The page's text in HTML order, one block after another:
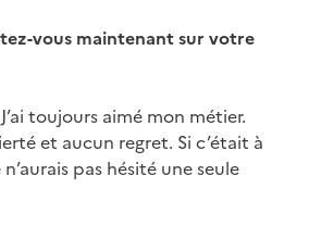
vous maintenant sur votre
J’ai toujours aimé mon métier.
et aucun regret. Si c’était à
pas hésité une seule